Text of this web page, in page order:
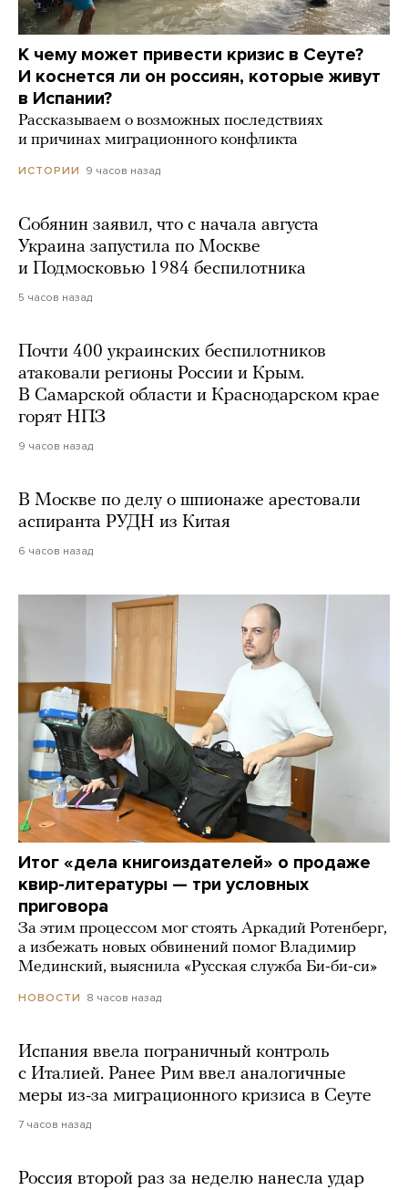
К чему может привести кризис в Сеуте?
И коснется ли он россиян, которые живут
в Испании?
Рассказываем о возможных последствиях
и причинах миграционного конфликта
ИСТОРИИ 9 часов назад
Собянин заявил, что с начала августа
Украина запустила по Москве
и Подмосковью 1984 беспилотника
5 часов назад
Почти 400 украинских беспилотников
атаковали регионы России и Крым.
В Самарской области и Краснодарском крае
горят НПЗ
9 часов назад
В Москве по делу о шпионаже арестовали
аспиранта РУДН из Китая
6 часов назад
Итог «дела книгоиздателей» о продаже
квир-литературы — три условных
приговора
За этим процессом мог стоять Аркадий Ротенберг,
а избежать новых обвинений помог Владимир
Мединский, выяснила «Русская служба Би-би-си»
НОВОСТИ 8 часов назад
Испания ввела пограничный контроль
с Италией. Ранее Рим ввел аналогичные
меры из-за миграционного кризиса в Сеуте
7 часов назад
Россия второй раз за неделю нанесла удар